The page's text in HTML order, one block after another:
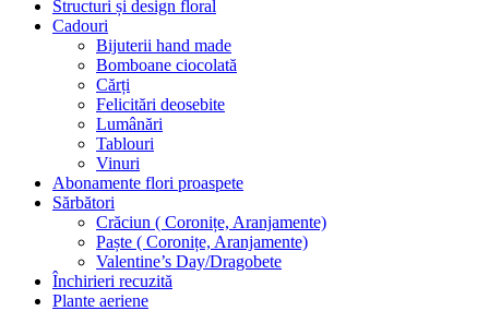
Structuri și design floral
Cadouri
Bijuterii hand made
Bomboane ciocolată
Cărți
Felicitări deosebite
Lumânări
Tablouri
Vinuri
Abonamente flori proaspete
Sărbători
Crăciun ( Coronițe, Aranjamente)
Paște ( Coronițe, Aranjamente)
Valentine’s Day/Dragobete
Închirieri recuzită
Plante aeriene